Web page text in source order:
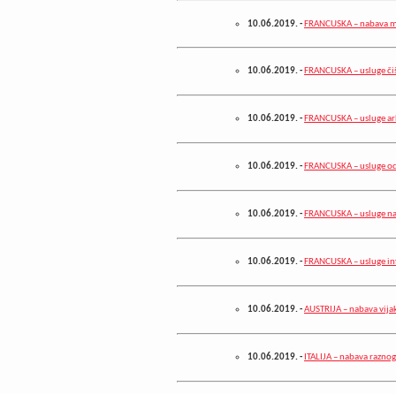
10.06.2019.- FRANCUSKA –
10.06.2019.-FRANCUSKA – usluge
10.06.2019.-FRANCUSKA – usluge
10.06.2019.-FRANCUSKA – usluge
10.06.2019.-FRANCUSKA – usluge
10.06.2019.- FRANCUSKA – usluge
10.06.2019.-AUSTRIJA – nabava
10.06.2019.- ITALIJA – nabava